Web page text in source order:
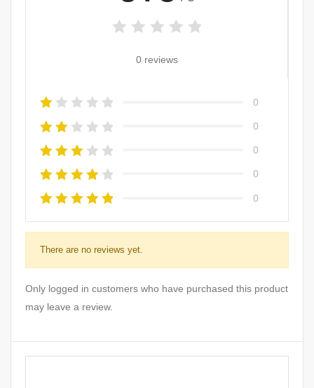
0 reviews
0
0
0
0
0
There are no reviews yet.
Only logged in customers who have purchased this product
may leave a review.